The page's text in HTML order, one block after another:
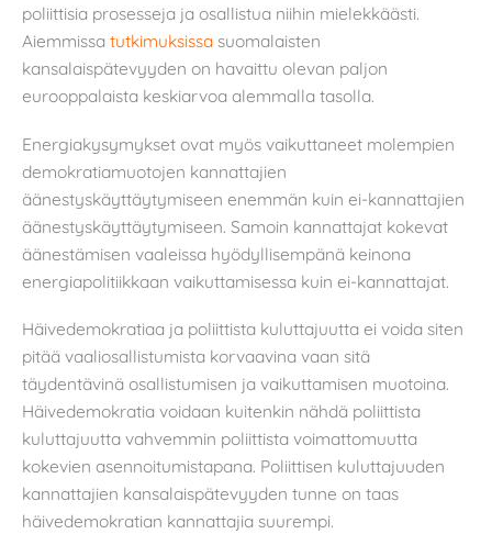
poliittisia prosesseja ja osallistua niihin mielekkäästi.
Aiemmissa tutkimuksissa suomalaisten
kansalaispätevyyden on havaittu olevan paljon
eurooppalaista keskiarvoa alemmalla tasolla.
Energiakysymykset ovat myös vaikuttaneet molempien
demokratiamuotojen kannattajien
äänestyskäyttäytymiseen enemmän kuin ei-kannattajien
äänestyskäyttäytymiseen. Samoin kannattajat kokevat
äänestämisen vaaleissa hyödyllisempänä keinona
energiapolitiikkaan vaikuttamisessa kuin ei-kannattajat.
Häivedemokratiaa ja poliittista kuluttajuutta ei voida siten
pitää vaaliosallistumista korvaavina vaan sitä
täydentävinä osallistumisen ja vaikuttamisen muotoina.
Häivedemokratia voidaan kuitenkin nähdä poliittista
kuluttajuutta vahvemmin poliittista voimattomuutta
kokevien asennoitumistapana. Poliittisen kuluttajuuden
kannattajien kansalaispätevyyden tunne on taas
häivedemokratian kannattajia suurempi.